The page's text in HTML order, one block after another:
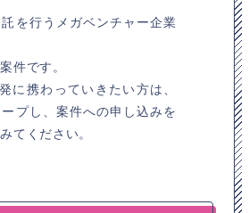
を行うメガベンチャー企業
件です。
に携わっていきたい方は、
プし、案件への申し込みを
てください。